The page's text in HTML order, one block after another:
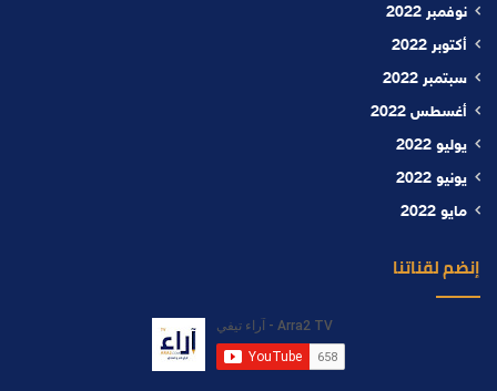
نوفمبر 2022
أكتوبر 2022
سبتمبر 2022
أغسطس 2022
يوليو 2022
يونيو 2022
مايو 2022
إنضم لقناتنا